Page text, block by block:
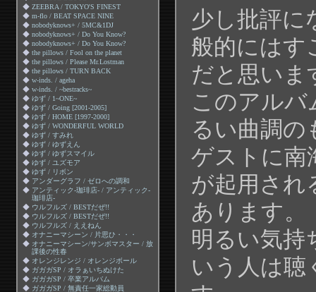
◆ ZEEBRA / TOKYO'S FINEST
◆ m-flo / BEAT SPACE NINE
◆ nobodyknows+ / 5MC&1DJ
◆ nobodyknows+ / Do You Know?
◆ nobodyknows+ / Do You Know?
◆ the pillows / Fool on the planet
◆ the pillows / Please Mr.Lostman
◆ the pillows / TURN BACK
◆ w-inds. / ageha
◆ w-inds. / ~bestracks~
◆ ゆず / 1~ONE~
◆ ゆず / Going [2001-2005]
◆ ゆず / HOME [1997-2000]
◆ ゆず / WONDERFUL WORLD
◆ ゆず / すみれ
◆ ゆず / ゆずえん
◆ ゆず / ゆずスマイル
◆ ゆず / ユズモア
◆ ゆず / リボン
◆ アンダーグラフ / ゼロへの調和
◆ アンティック-珈琲店- / アンティック-
珈琲店-
◆ ウルフルズ / BESTだぜ!!
◆ ウルフルズ / BESTだぜ!!
◆ ウルフルズ / ええねん
◆ オナニーマシーン / 片思ひ・・・
◆ オナニーマシーン/サンボマスター / 放
課後の性春
◆ オレンジレンジ / オレンジボール
◆ ガガガSP / オラぁいちぬけた
◆ ガガガSP / 卒業アルバム
◆ ガガガSP / 無責任一家総動員
少し批評に
般的にはす
だと思いま
このアルバ
るい曲調の
ゲストに南
が起用され
あります。
明るい気持
いう人は聴